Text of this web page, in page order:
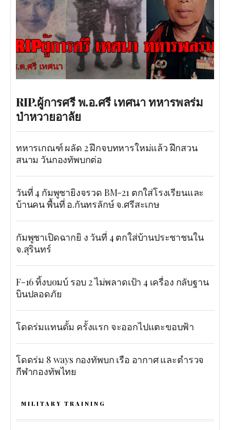
RIP.ผู้การศรี พ.อ.ศรี เทศนา ทหารพลร่ม
ป่าหวายอาลัย
ทหารเกณฑ์ ผลัด 2 ฝึกจบทหารใหม่แล้ว ฝึกสวน
สนาม วันกองทัพบกต่อ
วันที่ 4 กัมพูชายิงจรวด BM-21 ตกใส่โรงเรียนและ
บ้านคน พื้นที่ อ.กันทรลักษ์ จ.ศรีสะเกษ
กัมพูชาเปิดฉากยิ ง วันที่ 4 ตกใส่บ้านประชาชนใน
จ.สุรินทร์
F-16 ทิ้งบoมบ์ รอบ 2 ไม่พลาดเป้า 4 เครื่อง กลับฐาน
บินปลอดภัย
โดดร่มแทนดั้ม ครั้งแรก จะออกไปแตะขอบฟ้า
โดดร่ม 8 ways กองทัพบก เรือ อากาศ และตำรวจ
กีฬากองทัพไทย
MILITARY TRAINING